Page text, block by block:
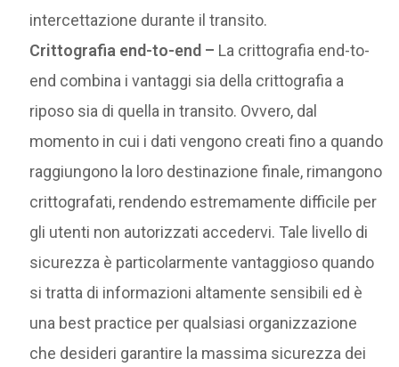
intercettazione durante il transito.
Crittografia end-to-end – La crittografia end-to-
end combina i vantaggi sia della crittografia a
riposo sia di quella in transito. Ovvero, dal
momento in cui i dati vengono creati fino a quando
raggiungono la loro destinazione finale, rimangono
crittografati, rendendo estremamente difficile per
gli utenti non autorizzati accedervi. Tale livello di
sicurezza è particolarmente vantaggioso quando
si tratta di informazioni altamente sensibili ed è
una best practice per qualsiasi organizzazione
che desideri garantire la massima sicurezza dei